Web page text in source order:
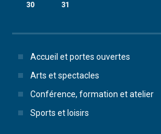
30 31
Accueil et portes ouvertes
Arts et spectacles
Conférence, formation et atelier
Sports et loisirs